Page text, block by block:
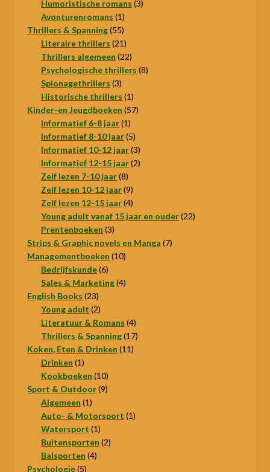
producten
Humoristische romans 33
Avonturenromans 11
product
Thrillers & Spanning 5555
producten
Literaire thrillers 2121
producten
Thrillers algemeen 2222
producten
Psychologische thrillers 88
Spionagethrillers 33
producten
Historische thrillers 11
product
Kinder-en Jeugdboeken 5757
Informatief 6-8 jaar 11
product
Informatief 8-10 jaar 55
producten
Informatief 10-12 jaar 33
producten
Informatief 12-15 jaar 22
Zelf lezen 7-10 jaar 88
producten
Zelf lezen 10-12 jaar 99
producten
Zelf lezen 12-15 jaar 44
producten
Young adult vanaf 15 jaar en ouder 2222
Prentenboeken 33
producten
Strips & Graphic novels en Manga 77
Managementboeken 1010
Bedrijfskunde 66
producten
Sales & Marketing 44
English Books 2323
producten
Young adult 22
producten
Literatuur & Romans 44
producten
Thrillers & Spanning 1717
Koken, Eten & Drinken 1111
Drinken 11
product
Kookboeken 1010
producten
Sport & Outdoor 99
Algemeen 11
product
Auto- & Motorsport 11
Watersport 11
product
Buitensporten 22
Balsporten 44
Psychologie 55